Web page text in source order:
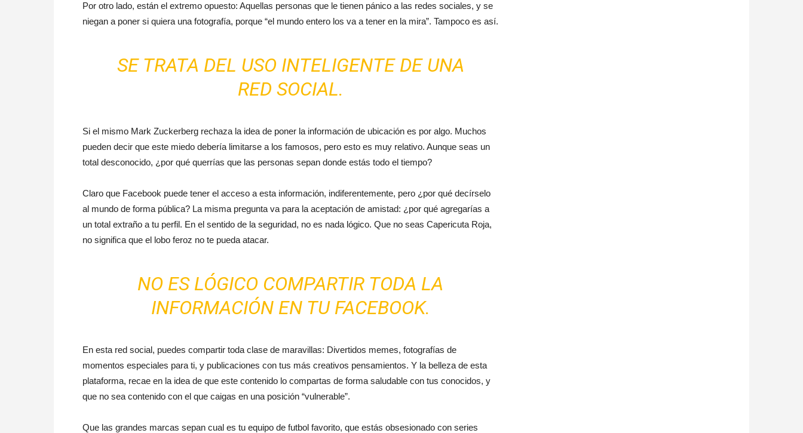
Por otro lado, están el extremo opuesto: Aquellas personas que le tienen pánico a las redes sociales, y se
niegan a poner si quiera una fotografía, porque “el mundo entero los va a tener en la mira”. Tampoco es así.
SE TRATA DEL USO INTELIGENTE DE UNA
RED SOCIAL.
Si el mismo Mark Zuckerberg rechaza la idea de poner la información de ubicación es por algo. Muchos
pueden decir que este miedo debería limitarse a los famosos, pero esto es muy relativo. Aunque seas un
total desconocido, ¿por qué querrías que las personas sepan donde estás todo el tiempo?
Claro que Facebook puede tener el acceso a esta información, indiferentemente, pero ¿por qué decírselo
al mundo de forma pública? La misma pregunta va para la aceptación de amistad: ¿por qué agregarías a
un total extraño a tu perfil. En el sentido de la seguridad, no es nada lógico. Que no seas Capericuta Roja,
no significa que el lobo feroz no te pueda atacar.
NO ES LÓGICO COMPARTIR TODA LA
INFORMACIÓN EN TU FACEBOOK.
En esta red social, puedes compartir toda clase de maravillas: Divertidos memes, fotografías de
momentos especiales para ti, y publicaciones con tus más creativos pensamientos. Y la belleza de esta
plataforma, recae en la idea de que este contenido lo compartas de forma saludable con tus conocidos, y
que no sea contenido con el que caigas en una posición “vulnerable”.
Que las grandes marcas sepan cual es tu equipo de futbol favorito, que estás obsesionado con series